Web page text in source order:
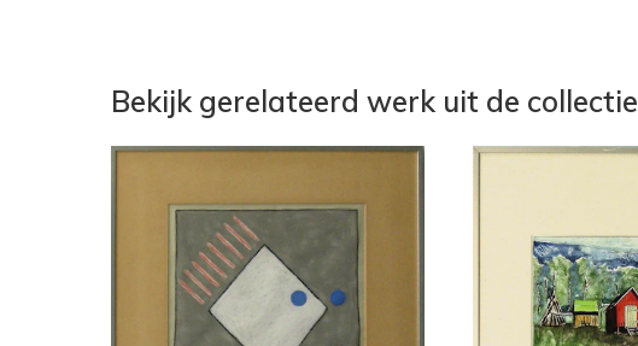
Bekijk gerelateerd werk uit de collectie